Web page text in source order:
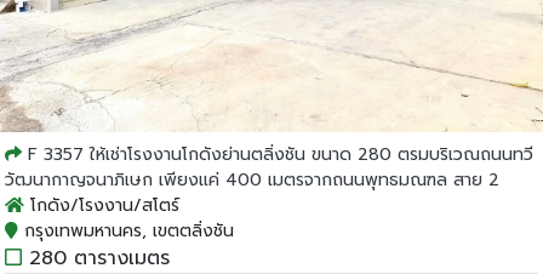
F 3357 ให้เช่าโรงงานโกดังย่านตลิ่งชัน ขนาด 280 ตรมบริเวณถนนทวี
วัฒนากาญจนาภิเษก เพียงแค่ 400 เมตรจากถนนพุทธมณฑล สาย 2
โกดัง/โรงงาน/สโตร์
กรุงเทพมหานคร, เขตตลิ่งชัน
280 ตารางเมตร